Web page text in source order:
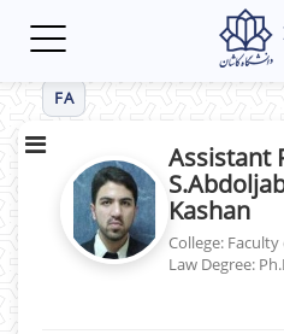
Toggle
FA
Assistant
Kashan
College:
Law Degree: